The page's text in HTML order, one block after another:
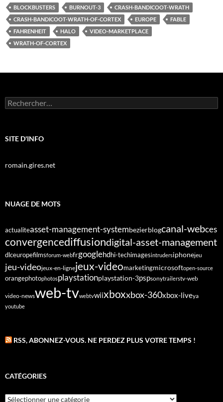
BLOCKBUSTERS BURNOUT-3
CRASH-BANDICOOT-WRATH
CRASH-BANDICOOT-WRATH-OF-CORTEX
EUROPE
FABLE
FAHRENHEIT
HALO
VIDEO-MARKETPLACE
WRATH-OF-CORTEX
Rechercher :
SITE D'INFO
romain.gires.net
NUAGE DE MOTS
actualiteasset-management-systembezierblogcanal-webces
convergencediffusiondigital-asset-management
dlceuropefilmsforum-webfrgooglehdhi-techimagesintrudersiphonejeu
jeu-videojeux-en-lignejeux-videomarketingmicrosoftopen-source
orangephotophotosplaystationplaystation-3pspsonytrailerstv-web
video-newsweb-tvwebtvwiixboxxbox-360xbox-liveya
youtube
RSS, ABONNEZ-VOUS. NE PERDEZ PLUS VOTRE TEMPS !
CATÉGORIES
Catégories